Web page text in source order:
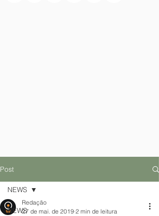
Post
NEWS
NEWS
Redação
27 de mai. de 2019 2 min de leitura